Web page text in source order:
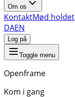
Om os
KontaktMød holdet
DAEN
Log på
Toggle menu
Openframe
Kom i gang